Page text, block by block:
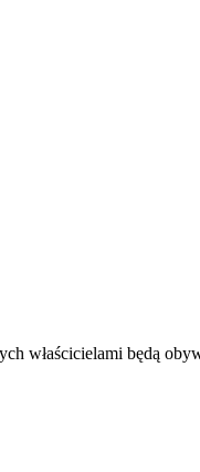
właścicielami będą